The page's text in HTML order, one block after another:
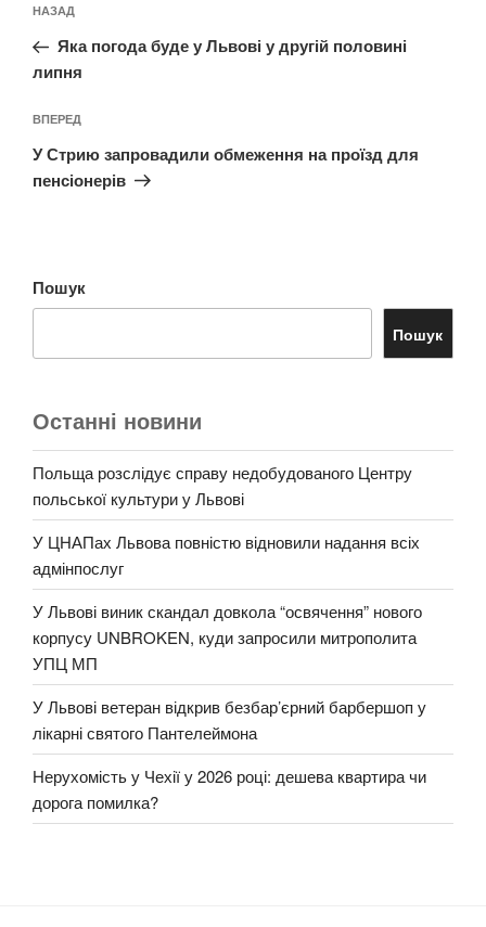
записів
Попередній
запис:
НАЗАД
Яка погода буде у Львові у другій половині
липня
Наступний
запис
ВПЕРЕД
У Стрию запровадили обмеження на проїзд для
пенсіонерів
Пошук
Пошук
Останні новини
Польща розслідує справу недобудованого Центру
польської культури у Львові
У ЦНАПах Львова повністю відновили надання всіх
адмінпослуг
У Львові виник скандал довкола “освячення” нового
корпусу UNBROKEN, куди запросили митрополита
УПЦ МП
У Львові ветеран відкрив безбар’єрний барбершоп у
лікарні святого Пантелеймона
Нерухомість у Чехії у 2026 році: дешева квартира чи
дорога помилка?